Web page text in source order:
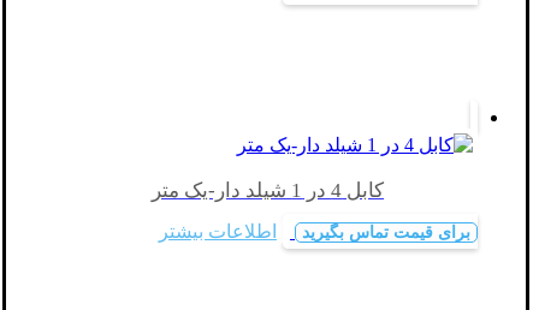
کابل 4 در 1 شیلد دار-یک متر
برای قیمت تماس بگیرید اطلاعات بیشتر